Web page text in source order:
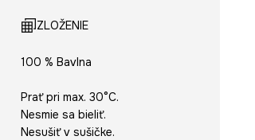
ZLOŽENIE
100 % Bavlna
Prať pri max. 30°C.
Nesmie sa bieliť.
Nesušiť v sušičke.